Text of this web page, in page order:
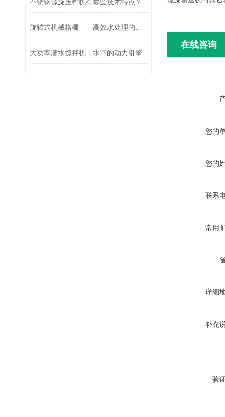
在线咨询
您的
您的
联系
常用
详细
补充
验
不锈钢螺旋压榨机有哪些技术特点？
旋转式机械格栅——高效水处理的关键设备
大功率潜水搅拌机：水下的动力引擎